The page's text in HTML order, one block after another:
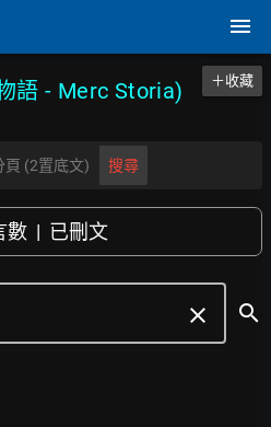
語 - Merc Storia)
＋收藏
頁 (2置底文) 搜尋
數 | 已刪文
clear search